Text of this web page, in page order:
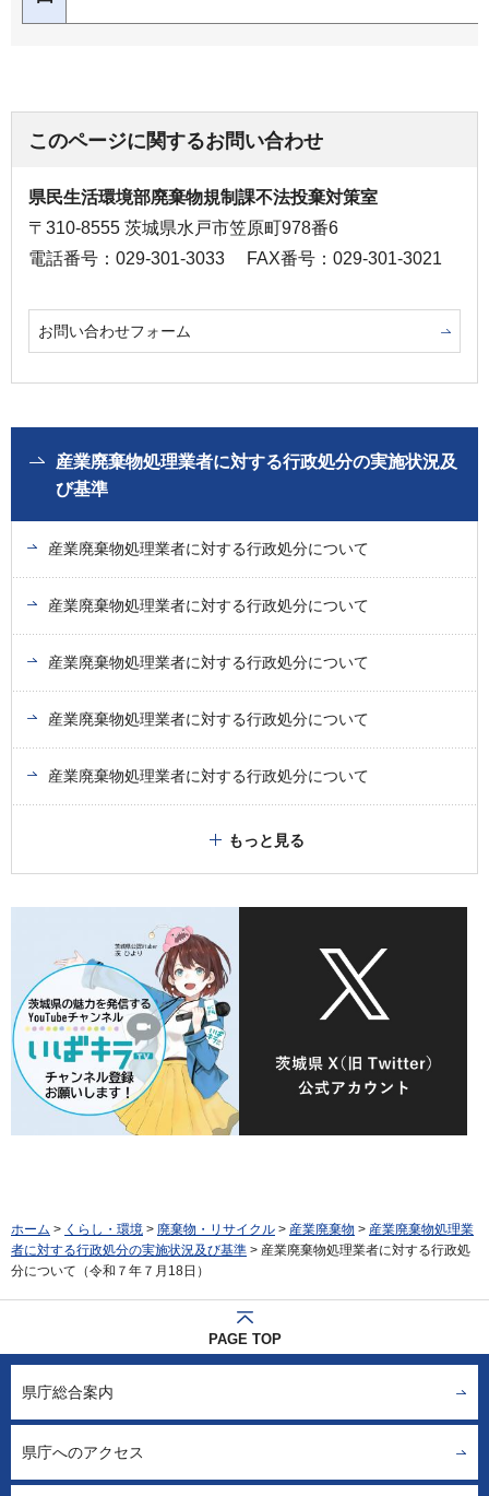
このページに関するお問い合わせ
県民生活環境部廃棄物規制課不法投棄対策室
〒310-8555 茨城県水戸市笠原町978番6
電話番号：029-301-3033
FAX番号：029-301-3021
お問い合わせフォーム
産業廃棄物処理業者に対する行政処分の実施状況及
び基準
産業廃棄物処理業者に対する行政処分について
産業廃棄物処理業者に対する行政処分について
産業廃棄物処理業者に対する行政処分について
産業廃棄物処理業者に対する行政処分について
産業廃棄物処理業者に対する行政処分について
もっと見る
ホーム > くらし・環境 > 廃棄物・リサイクル > 産業廃棄物 > 産業廃棄物処理業
者に対する行政処分の実施状況及び基準 > 産業廃棄物処理業者に対する行政処
分について（令和７年７月18日）
PAGE TOP
県庁総合案内
県庁へのアクセス